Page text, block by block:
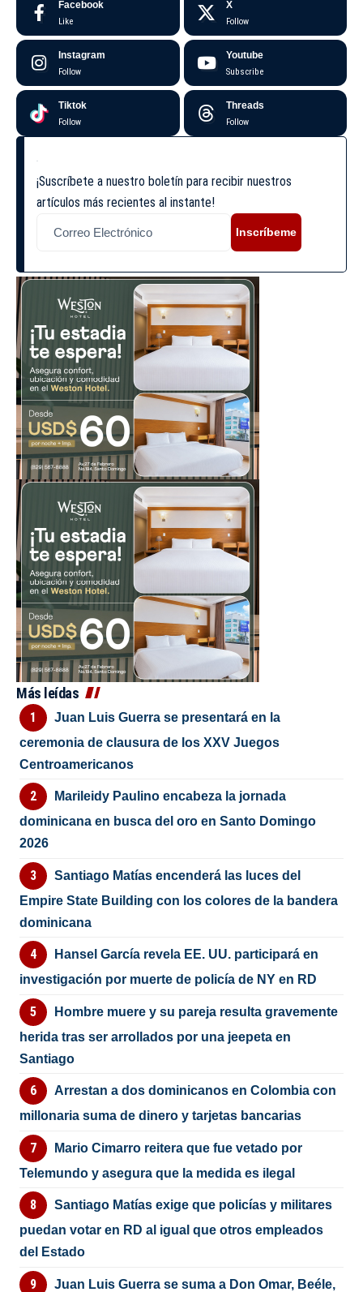
Facebook
Like
X
Follow
Instagram
Follow
Youtube
Subscribe
Tiktok
Follow
Threads
Follow
¡Suscríbete a nuestro boletín para recibir nuestros
artículos más recientes al instante!
Inscríbeme
Más leídas
Juan Luis Guerra se presentará en la
ceremonia de clausura de los XXV Juegos
Centroamericanos
Marileidy Paulino encabeza la jornada
dominicana en busca del oro en Santo Domingo
2026
Santiago Matías encenderá las luces del
Empire State Building con los colores de la bandera
dominicana
Hansel García revela EE. UU. participará en
investigación por muerte de policía de NY en RD
Hombre muere y su pareja resulta gravemente
herida tras ser arrollados por una jeepeta en
Santiago
Arrestan a dos dominicanos en Colombia con
millonaria suma de dinero y tarjetas bancarias
Mario Cimarro reitera que fue vetado por
Telemundo y asegura que la medida es ilegal
Santiago Matías exige que policías y militares
puedan votar en RD al igual que otros empleados
del Estado
Juan Luis Guerra se suma a Don Omar, Beéle,